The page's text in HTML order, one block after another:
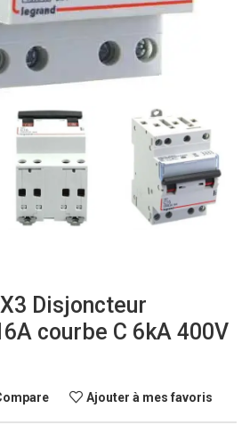
Disjoncteur
courbe C 6kA 400V
Ajouter à mes favoris